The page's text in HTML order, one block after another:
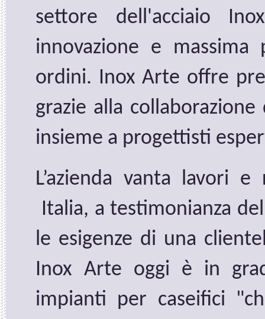
settore dell'acciaio
innovazione e massima
ordini. Inox Arte offre
grazie alla
insieme a progettisti
L’azienda vanta lavori
Italia, a testimonianza
le esigenze di una
Inox Arte oggi è in
impianti per caseifici